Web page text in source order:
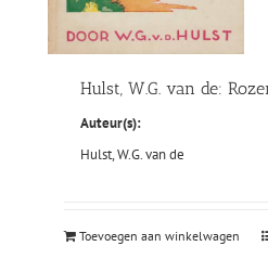
Hulst, W.G. van de:
Auteur(s):
Hulst, W.G. van de
Toevoegen aan winkelwagen